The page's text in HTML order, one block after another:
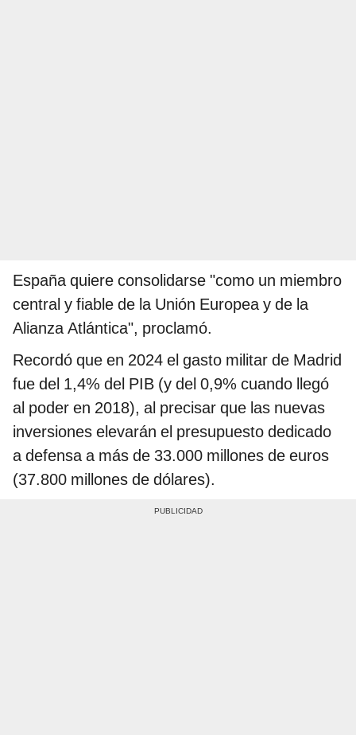
España quiere consolidarse "como un miembro
central y fiable de la Unión Europea y de la
Alianza Atlántica", proclamó.
Recordó que en 2024 el gasto militar de Madrid
fue del 1,4% del PIB (y del 0,9% cuando llegó
al poder en 2018), al precisar que las nuevas
inversiones elevarán el presupuesto dedicado
a defensa a más de 33.000 millones de euros
(37.800 millones de dólares).